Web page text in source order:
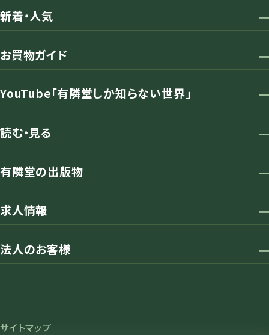
新着・人気
お買物ガイド
YouTube「有隣堂しか知らない世界」
読む・見る
有隣堂の出版物
求人情報
法人のお客様
サイトマップ